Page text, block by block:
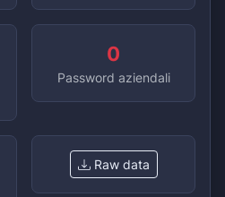
0
Password aziendali
Raw data